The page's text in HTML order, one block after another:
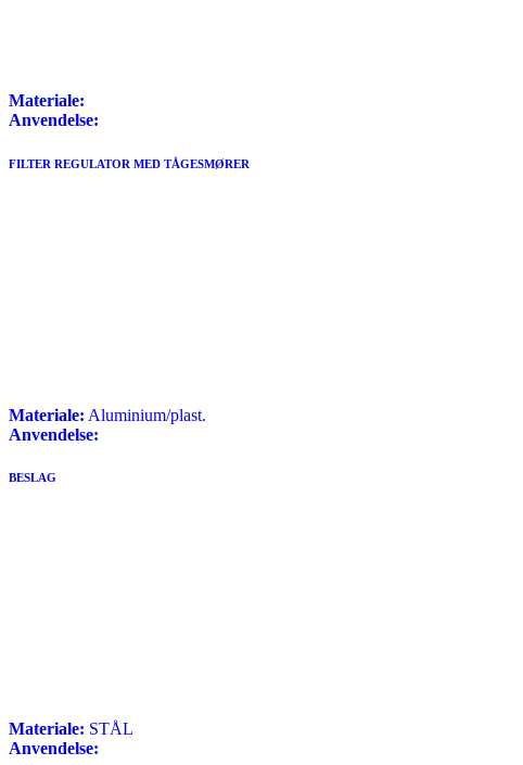
Materiale:
Anvendelse:
FILTER REGULATOR MED TÅGESMØRER
Materiale: Aluminium/plast.
Anvendelse:
BESLAG
Materiale: STÅL
Anvendelse: